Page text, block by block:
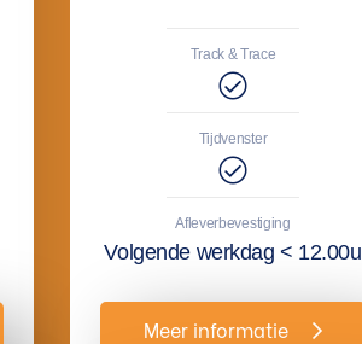
Track & Trace
Tijdvenster
Afleverbevestiging
Volgende werkdag < 12.00u
Meer informatie